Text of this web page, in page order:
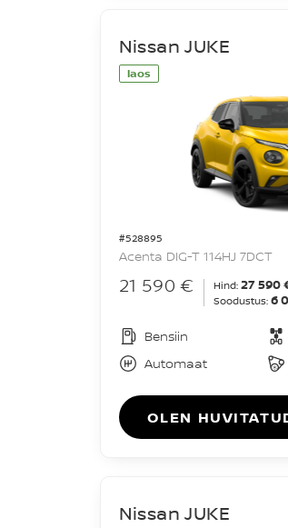
laos
#528895
Nissan JUKE
Acenta DIG-T 114HJ 7DCT
21 590 € Hind: 27 590
Soodustus: 6
Bensiin
Automaat
OLEN
Nissan JUKE